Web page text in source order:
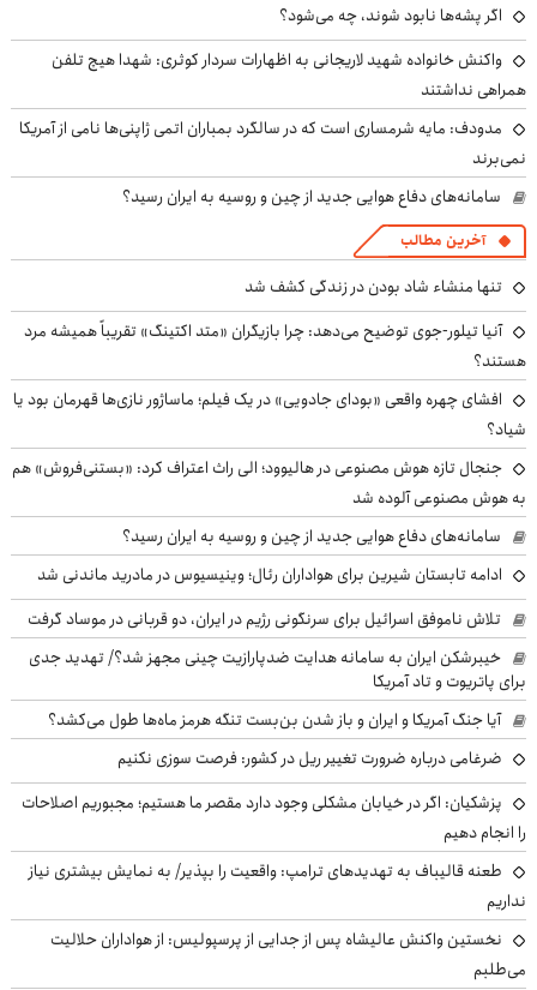
اگر پشه‌ها نابود شوند، چه می‌شود؟
واکنش خانواده شهید لاریجانی به اظهارات سردار کوثری: شهدا هیچ تلفن
همراهی نداشتند
مدودف: مایه شرمساری است که در سالگرد بمباران اتمی ژاپنی‌ها نامی از آمریکا
نمی‌برند
سامانه‌های دفاع هوایی جدید از چین و روسیه به ایران رسید؟
آخرین مطالب
تنها منشاء شاد بودن در زندگی کشف شد
آنیا تیلور-جوی توضیح می‌دهد: چرا بازیگران «متد اکتینگ» تقریباً همیشه مرد
هستند؟
افشای چهره واقعی «بودای جادویی» در یک فیلم؛ ماساژور نازی‌ها قهرمان بود یا
شیاد؟
جنجال تازه هوش مصنوعی در هالیوود؛ الی راث اعتراف کرد: «بستنی‌فروش» هم
به هوش مصنوعی آلوده شد
سامانه‌های دفاع هوایی جدید از چین و روسیه به ایران رسید؟
ادامه تابستان شیرین برای هواداران رئال؛ وینیسیوس در مادرید ماندنی شد
تلاش ناموفق اسرائیل برای سرنگونی رژیم در ایران، دو قربانی در موساد گرفت
خیبرشکن ایران به سامانه هدایت ضدپارازیت چینی مجهز شد؟/ تهدید جدی
برای پاتریوت و تاد آمریکا
آیا جنگ آمریکا و ایران و باز شدن بن‌بست تنگه هرمز ماه‌ها طول می‌کشد؟
ضرغامی درباره ضرورت تغییر ریل در کشور: فرصت سوزی نکنیم
پزشکیان: اگر در خیابان مشکلی وجود دارد مقصر ما هستیم؛ مجبوریم اصلاحات
را انجام دهیم
طعنه قالیباف به تهدیدهای ترامپ: واقعیت را بپذیر/ به نمایش بیشتری نیاز
نداریم
نخستین واکنش عالیشاه پس از جدایی از پرسپولیس: از هواداران حلالیت
می‌طلبم